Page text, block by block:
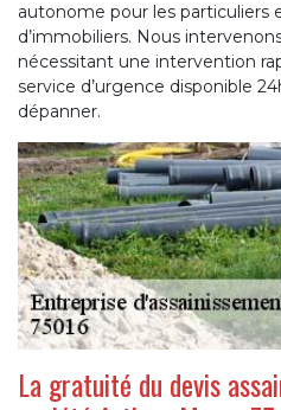
autonome pour les particuliers
d’immobiliers. Nous
nécessitant une intervention
service d’urgence disponible
dépanner.
La gratuité du devis